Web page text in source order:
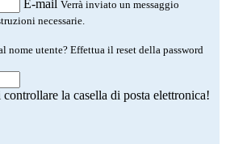
E-mail Verrà inviato un messaggio
necessarie.
nome utente? Effettua il reset della password
la casella di posta elettronica!